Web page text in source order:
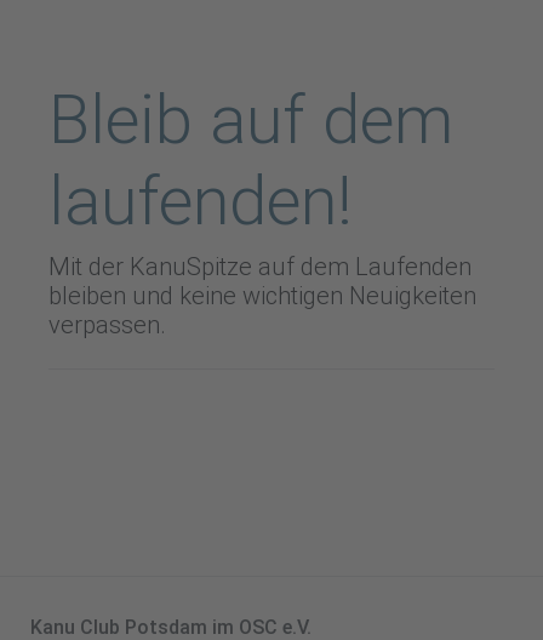
Bleib auf dem
laufenden!
Mit der KanuSpitze auf dem Laufenden
bleiben und keine wichtigen Neuigkeiten
verpassen.
Kanu Club Potsdam im OSC e.V.